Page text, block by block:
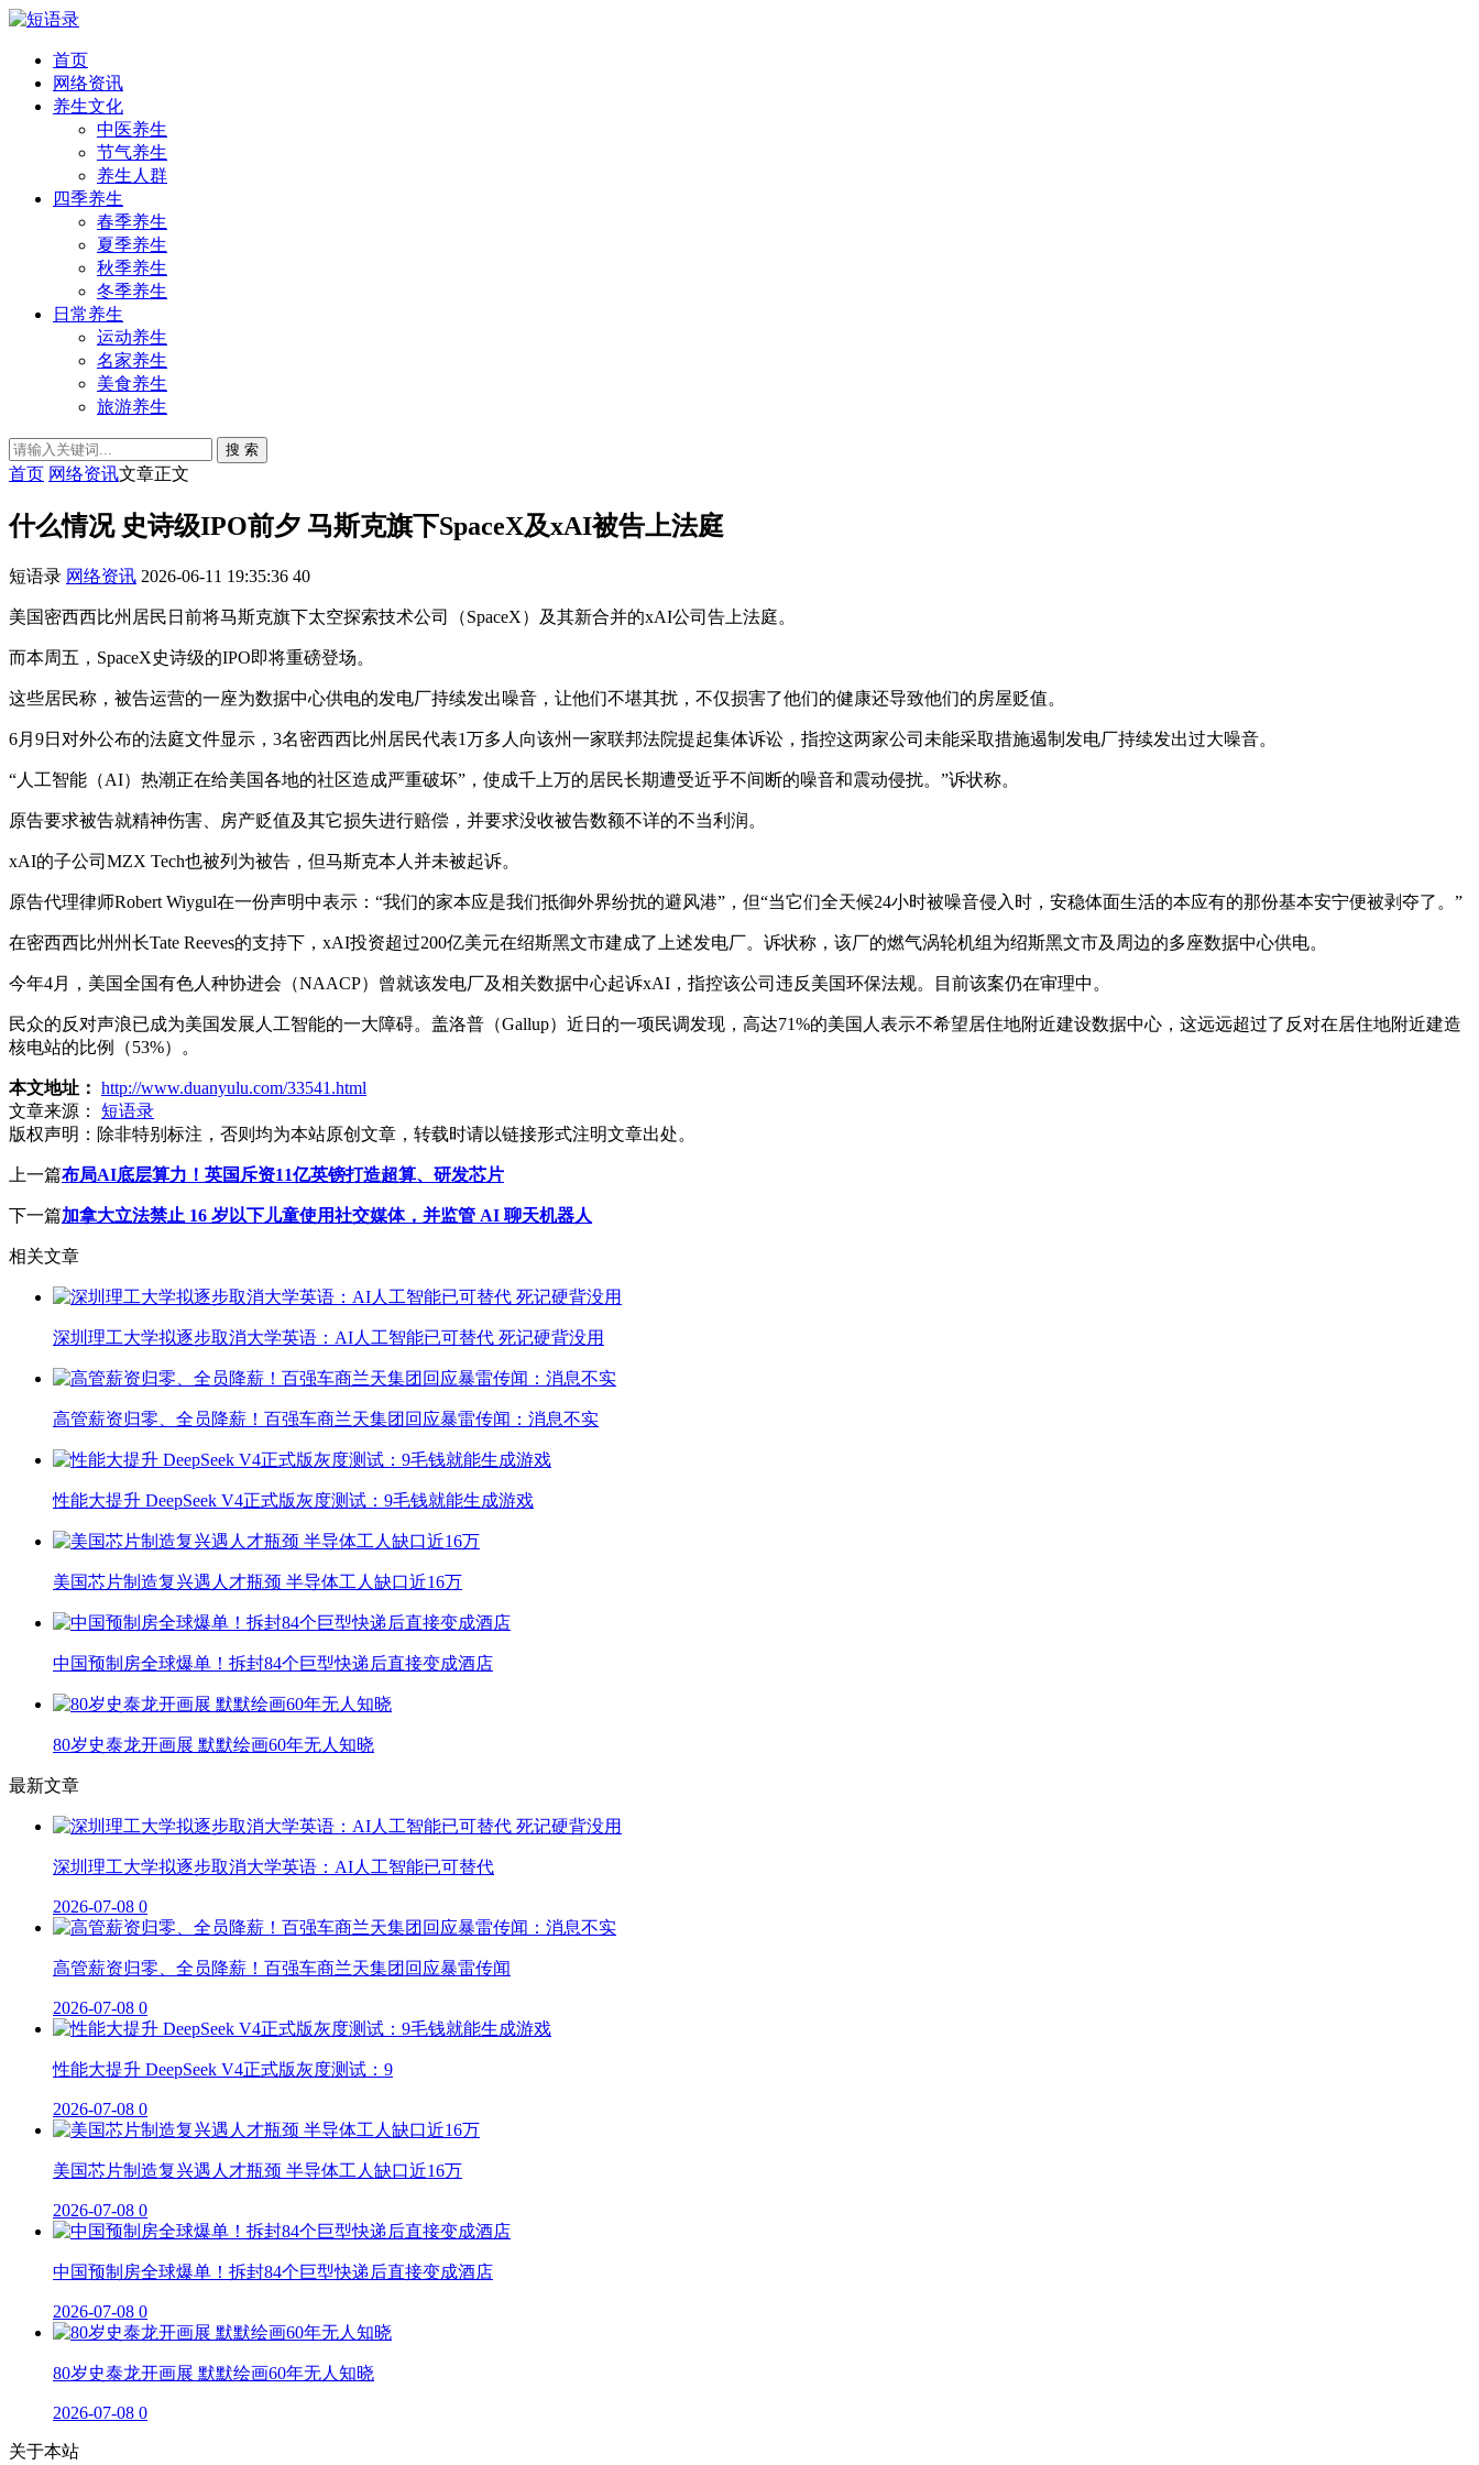
首页
网络资讯
养生文化
中医养生
节气养生
养生人群
四季养生
春季养生
夏季养生
秋季养生
冬季养生
日常养生
运动养生
名家养生
美食养生
旅游养生
搜 索
首页 网络资讯文章正文
什么情况 史诗级IPO前夕 马斯克旗下SpaceX及xAI被告上法庭
短语录 网络资讯 2026-06-11 19:35:36 40
美国密西西比州居民日前将马斯克旗下太空探索技术公司（SpaceX）及其新合并的xAI公司告上法庭。
而本周五，SpaceX史诗级的IPO即将重磅登场。
这些居民称，被告运营的一座为数据中心供电的发电厂持续发出噪音，让他们不堪其扰，不仅损害了他们的健康还导致他们的房屋贬值。
6月9日对外公布的法庭文件显示，3名密西西比州居民代表1万多人向该州一家联邦法院提起集体诉讼，指控这两家公司未能采取措施遏制发电厂持续发出过大噪音。
“人工智能（AI）热潮正在给美国各地的社区造成严重破坏”，使成千上万的居民长期遭受近乎不间断的噪音和震动侵扰。”诉状称。
原告要求被告就精神伤害、房产贬值及其它损失进行赔偿，并要求没收被告数额不详的不当利润。
xAI的子公司MZX Tech也被列为被告，但马斯克本人并未被起诉。
原告代理律师Robert Wiygul在一份声明中表示：“我们的家本应是我们抵御外界纷扰的避风港”，但“当它们全天候24小时被噪音侵入时，安稳体面生活的本应有的那份基本安宁便被剥夺了。”
在密西西比州州长Tate Reeves的支持下，xAI投资超过200亿美元在绍斯黑文市建成了上述发电厂。诉状称，该厂的燃气涡轮机组为绍斯黑文市及周边的多座数据中心供电。
今年4月，美国全国有色人种协进会（NAACP）曾就该发电厂及相关数据中心起诉xAI，指控该公司违反美国环保法规。目前该案仍在审理中。
民众的反对声浪已成为美国发展人工智能的一大障碍。盖洛普（Gallup）近日的一项民调发现，高达71%的美国人表示不希望居住地附近建设数据中心，这远远超过了反对在居住地附近建造
核电站的比例（53%）。
本文地址： http://www.duanyulu.com/33541.html
文章来源：
短语录
版权声明： 除非特别标注，否则均为本站原创文章，转载时请以链接形式注明文章出处。
上一篇布局AI底层算力！英国斥资11亿英镑打造超算、研发芯片
下一篇加拿大立法禁止 16 岁以下儿童使用社交媒体，并监管 AI 聊天机器人
相关文章
深圳理工大学拟逐步取消大学英语：AI人工智能已可替代 死记硬背没用
高管薪资归零、全员降薪！百强车商兰天集团回应暴雷传闻：消息不实
性能大提升 DeepSeek V4正式版灰度测试：9毛钱就能生成游戏
美国芯片制造复兴遇人才瓶颈 半导体工人缺口近16万
中国预制房全球爆单！拆封84个巨型快递后直接变成酒店
80岁史泰龙开画展 默默绘画60年无人知晓
最新文章
深圳理工大学拟逐步取消大学英语：AI人工智能已可替代
2026-07-08 0
高管薪资归零、全员降薪！百强车商兰天集团回应暴雷传闻
2026-07-08 0
性能大提升 DeepSeek V4正式版灰度测试：9
2026-07-08 0
美国芯片制造复兴遇人才瓶颈 半导体工人缺口近16万
2026-07-08 0
中国预制房全球爆单！拆封84个巨型快递后直接变成酒店
2026-07-08 0
80岁史泰龙开画展 默默绘画60年无人知晓
2026-07-08 0
关于本站